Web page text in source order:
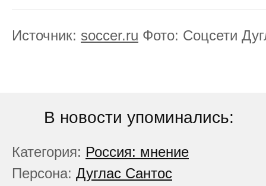
Источник: soccer.ru Фото: Соцсети
В новости упоминались:
Категория: Россия: мнение
Персона: Дуглас Сантос